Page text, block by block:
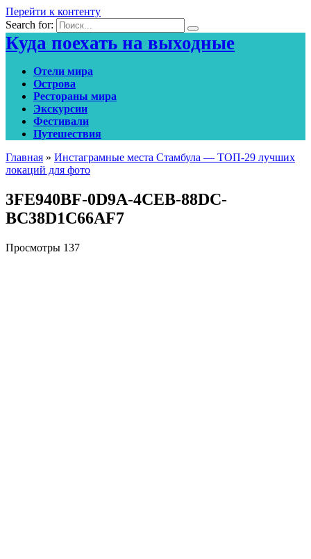
Перейти к контенту
Search for:
Куда поехать на выходные
Отели мира
Острова
Рестораны мира
Экскурсии
Фестивали
Путешествия
Главная » Инстаграмные места Стамбула — ТОП-29 лучших
локаций для фото
3FE940BF-0D9A-4CEB-88DC-
BC38D1C66AF7
Просмотры 137